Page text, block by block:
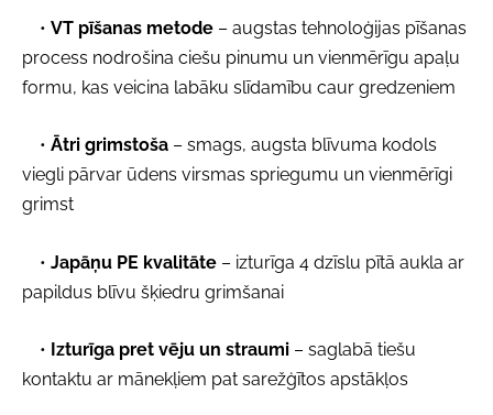
• VT pīšanas metode – augstas tehnoloģijas pīšanas
process nodrošina ciešu pinumu un vienmērīgu apaļu
formu, kas veicina labāku slīdamību caur gredzeniem
• Ātri grimstoša – smags, augsta blīvuma kodols
viegli pārvar ūdens virsmas spriegumu un vienmērīgi
grimst
• Japāņu PE kvalitāte – izturīga 4 dzīslu pītā aukla ar
papildus blīvu šķiedru grimšanai
• Izturīga pret vēju un straumi – saglabā tiešu
kontaktu ar mānekļiem pat sarežģītos apstākļos